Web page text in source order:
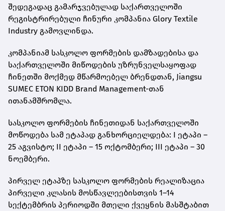
შედეგადაც გამარჯვებულად საქართველოში
რეგისტრირებული ჩინური კომპანია Glory Textile
Industry გამოვლინდა.
კომპანიამ სასკოლო ფორმების დამზადებისა და
საქართველოში მიწოდების უზრუნველსაყოფად
ჩინეთში მოქმედ მწარმოებელ ბრენდთან, Jiangsu
SUMEC ETON KIDD Brand Management-თან
ითანამშრომლა.
სასკოლო ფორმების ჩინეთიდან საქართველოში
მოწოდება სამ ეტაპად განხორციელდება: I ეტაპი –
25 აგვისტო; II ეტაპი – 15 ოქტომბერი; III ეტაპი – 30
ნოემბერი.
პირველ ეტაპზე სასკოლო ფორმების რეალიზაცია
პირველი კლასის მოსწავლეებისთვის 1–14
სექტემბრის პერიოდში მთელი ქვეყნის მასშტაბით